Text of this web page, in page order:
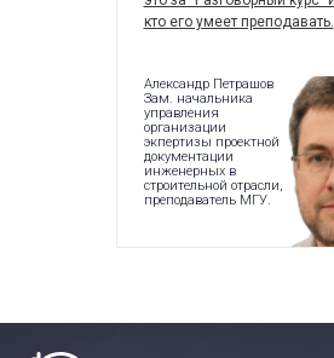
кто его умеет преподавать.
Александр Петрашов
Зам. начальника
управления
организации
экпертизы проектной
документации
инженерных в
строительной отрасли,
преподаватель МГУ.